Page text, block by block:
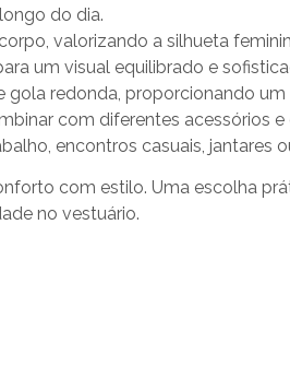
do dia.
valorizando a silhueta
um visual equilibrado e
gola redonda, proporcionando
com diferentes acessórios
encontros casuais, jantares
com estilo. Uma escolha
no vestuário.